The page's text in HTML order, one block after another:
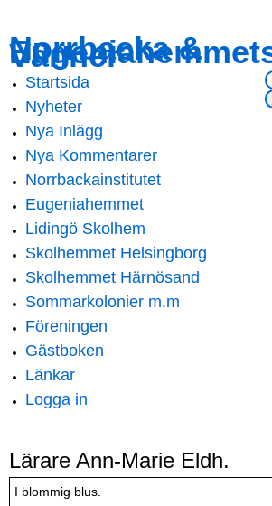
main
content
navigation
Norrbacka &
Vänner
Main menu
Startsida
Nyheter
Nya Inlägg
Nya Kommentarer
Norrbackainstitutet
Eugeniahemmet
Lidingö Skolhem
Skolhemmet Helsingborg
Skolhemmet Härnösand
Sommarkolonier m.m
Föreningen
Gästboken
Länkar
Logga in
Lärare Ann-Marie Eldh.
I blommig blus.